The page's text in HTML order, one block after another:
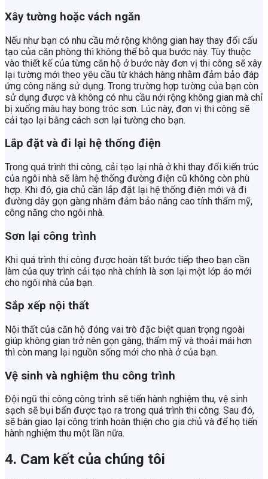
Xây tường hoặc vách ngăn
Nếu như bạn có nhu cầu mở rộng không gian hay thay đổi cấu
tạo của căn phòng thì không thể bỏ qua bước này. Tùy thuộc
vào thiết kế của từng căn hộ ở bước này đơn vị thi công sẽ xây
lại tường mới theo yêu cầu từ khách hàng nhằm đảm bảo đáp
ứng công năng sử dụng. Trong trường hợp tường của bạn còn
sử dụng được và không có nhu cầu nới rộng không gian mà chỉ
bị xuống màu hay bong tróc sơn. Lúc này, đơn vị thi công sẽ
cải tạo lại bằng cách sơn lại tường cho bạn.
Lắp đặt và đi lại hệ thống điện
Trong quá trình thi công, cải tạo lại nhà ở khi thay đổi kiến trúc
của ngôi nhà sẽ làm hệ thống đường điện cũ không còn phù
hợp. Khi đó, gia chủ cần lắp đặt lại hệ thống điện mới và đi
đường dây gọn gàng nhằm đảm bảo nâng cao tính thẩm mỹ,
công năng cho ngôi nhà.
Sơn lại công trình
Khi quá trình thi công được hoàn tất bước tiếp theo bạn cần
làm của quy trình cải tạo nhà chính là sơn lại một lớp áo mới
cho ngôi nhà của bạn.
Sắp xếp nội thất
Nội thất của căn hộ đóng vai trò đặc biệt quan trọng ngoài
giúp không gian trở nên gọn gàng, thẩm mỹ và thoải mái hơn
thì còn mang lại nguồn sống mới cho nhà ở của bạn.
Vệ sinh và nghiệm thu công trình
Đội ngũ thi công công trình sẽ tiến hành nghiệm thu, vệ sinh
sạch sẽ bụi bẩn được tạo ra trong quá trình thi công. Sau đó,
sẽ bàn giao lại công trình hoàn thiện cho gia chủ và để họ tiến
hành nghiệm thu một lần nữa.
4. Cam kết của chúng tôi